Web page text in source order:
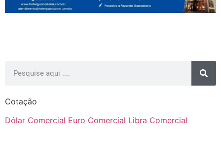
Cotação
Dólar Comercial Euro Comercial Libra Comercial